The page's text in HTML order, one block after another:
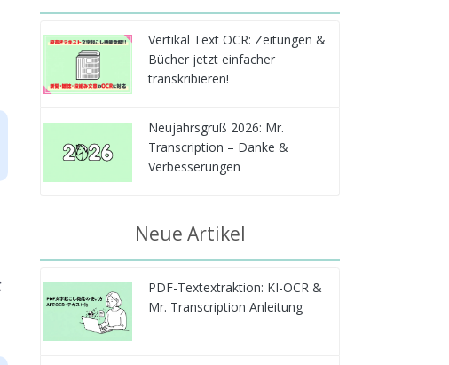
Vertikal Text OCR: Zeitungen &
Bücher jetzt einfacher
transkribieren!
Neujahrsgruß 2026: Mr.
Transcription – Danke &
Verbesserungen
Neue Artikel
PDF-Textextraktion: KI-OCR &
Mr. Transcription Anleitung